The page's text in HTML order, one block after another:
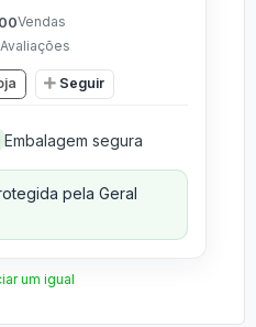
Vendas
Avaliações
Seguir
Embalagem segura
pela Geral
um igual